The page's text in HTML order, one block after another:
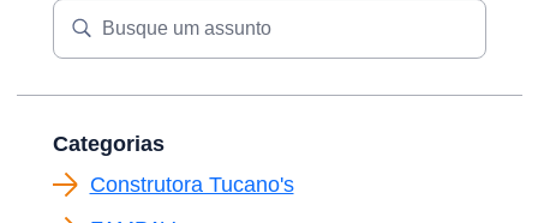
Categorias
Construtora Tucano's